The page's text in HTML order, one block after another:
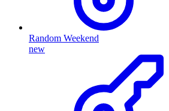
Random Weekend
new